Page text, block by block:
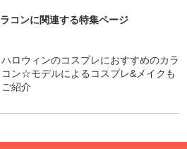
コンに関連する特集ページ
ハロウィンのコスプレにおすすめのカラ
コン☆モデルによるコスプレ&メイクも
ご紹介